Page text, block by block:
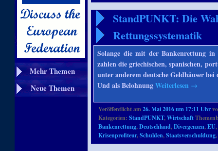
Mehr Themen
Neue Themen
StandPUNKT: Die
Rettungssystematik
Solange die mit der Bankenrettung in
zahlen die griechischen, spanischen,
unter anderem deutsche Geldhäuser
Und als BelohnungWeiterlesen →
Veröffentlicht am26. Mai 2016 um 17:11 Uhr
Kategorien:StandPUNKT,Wirtschaft
Bankenrettung,Deutschland,Divergenzen,EU
Krisenprofiteur,Schulden,Staatsverschuldung